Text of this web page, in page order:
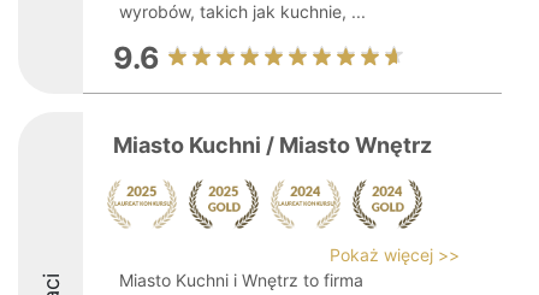
wyrobów, takich jak kuchnie, ...
9.6
Miasto Kuchni / Miasto Wnętrz
Pokaż więcej >>
Miasto Kuchni i Wnętrz to firma